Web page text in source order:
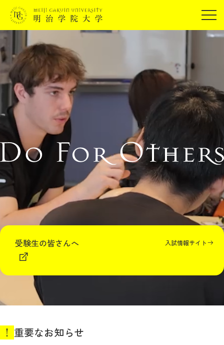
保証人の方
企業・研究者の方
地域・一般の方
報道関係の方
JP
受験生の方
在学生の方
卒業生の方
保証人の方
企業・研究者の方
地域・一般の方
報道関係の方
明治学院大学について
教育
研究
学生生活
留学・国際交流
受験生の皆さんへ 入試情報サイト
重要なお知らせ